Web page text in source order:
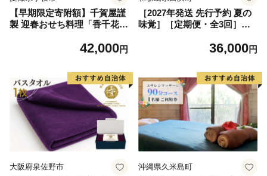
【早期限定寄附額】千賀屋謹
製 迎春おせち料理「香千花」
蔵 【早期限定寄附額】 千賀
6.5寸 年末配送 年内配送 2027
年 縁起物 祝箸付 迎春おせち
和風おせち 本格おせち 定番
おせち お正月 お取り寄せ 愛
知県 小牧市 送料無料
42,000円
［2027年発送 先行予約 夏の
味覚］［定期便・全3回］潮
1セット とうもろこし トウモ
36,000円
大阪府泉佐野市 沖縄県久米島町